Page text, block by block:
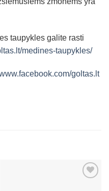
taupykles galite rasti
medines-taupykles/
goltas.lt